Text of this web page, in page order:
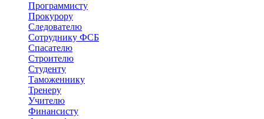
Программисту
Прокурору
Следователю
Сотруднику ФСБ
Спасателю
Строителю
Студенту
Таможеннику
Тренеру
Учителю
Финансисту